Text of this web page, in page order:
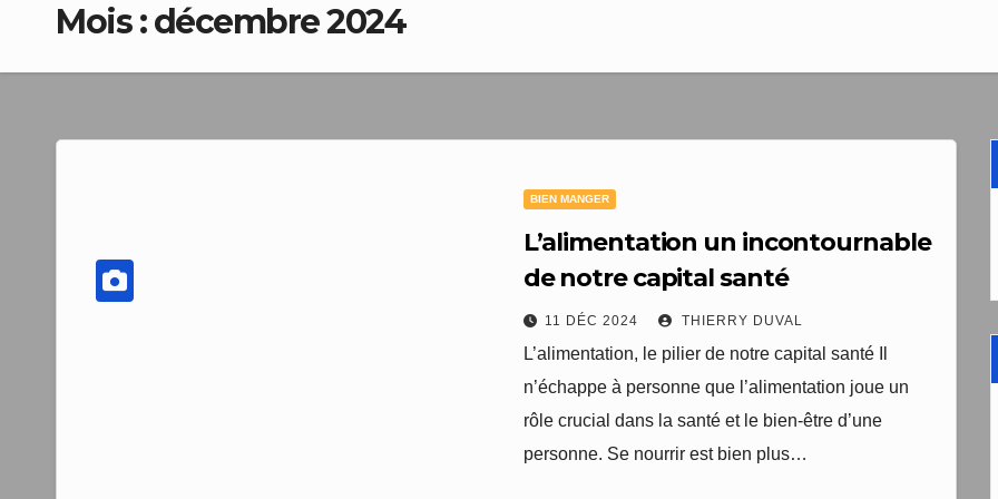
Mois :décembre 2024
BIEN MANGER
L’alimentation un incontournable
de notre capital santé
11 DÉC 2024 THIERRY DUVAL
L’alimentation, le pilier de notre capital santé Il
n’échappe à personne que l’alimentation joue un
rôle crucial dans la santé et le bien-être d’une
personne. Se nourrir est bien plus…
santé"
TopEquilibre.fr pour vous
pouvez vous désinscrire à tout
Une erreur est survenue
formulaire. Merci de
Votre inscription a bien été
livre numérique a été
arriver d'ici quelques